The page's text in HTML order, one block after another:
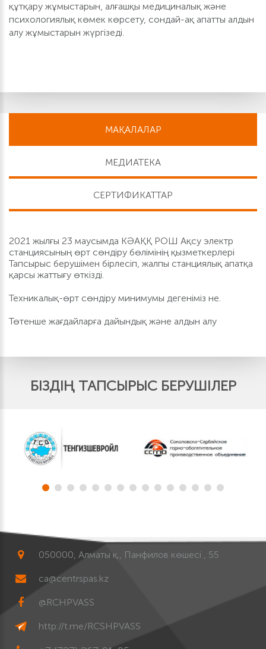
құтқару жұмыстарын, алғашқы медициналық және
психологиялық көмек көрсету, сондай-ақ апатты алдын
алу жұмыстарын жүргізеді.
МАҚАЛАЛАР
МЕДИАТЕКА
СЕРТИФИКАТТАР
2021 жылғы 23 маусымда КӘАҚҚ РОШ Ақсу электр
станциясының өрт сөндіру бөлімінің қызметкерлері
Тапсырыс берушімен бірлесіп, жалпы станциялық апатқа
қарсы жаттығу өткізді.
Техникалық-өрт сөндіру минимумы дегеніміз не.
Төтенше жағдайларға дайындық және алдын алу
БІЗДІҢ ТАПСЫРЫС БЕРУШІЛЕР
050000, Алматы қ., Панфилов көшесі , 55
ca@centrspas.kz
@RCHPVASS
http://t.me/RCSHPVASS